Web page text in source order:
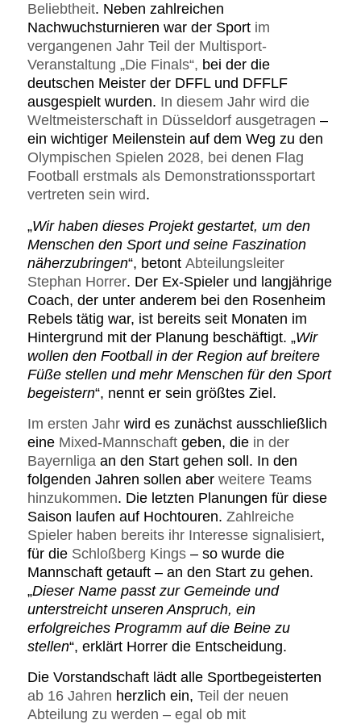
Beliebtheit. Neben zahlreichen
Nachwuchsturnieren war der Sport im
vergangenen Jahr Teil der Multisport-
Veranstaltung „Die Finals“, bei der die
deutschen Meister der DFFL und DFFLF
ausgespielt wurden. In diesem Jahr wird die
Weltmeisterschaft in Düsseldorf ausgetragen –
ein wichtiger Meilenstein auf dem Weg zu den
Olympischen Spielen 2028, bei denen Flag
Football erstmals als Demonstrationssportart
vertreten sein wird.
„Wir haben dieses Projekt gestartet, um den
Menschen den Sport und seine Faszination
näherzubringen“, betont Abteilungsleiter
Stephan Horrer. Der Ex-Spieler und langjährige
Coach, der unter anderem bei den Rosenheim
Rebels tätig war, ist bereits seit Monaten im
Hintergrund mit der Planung beschäftigt. „Wir
wollen den Football in der Region auf breitere
Füße stellen und mehr Menschen für den Sport
begeistern“, nennt er sein größtes Ziel.
Im ersten Jahrwird es zunächst ausschließlich
eine Mixed-Mannschaftgeben, die in der
Bayernliga an den Start gehen soll. In den
folgenden Jahren sollen aber weitere Teams
hinzukommen. Die letzten Planungen für diese
Saison laufen auf Hochtouren. Zahlreiche
Spieler haben bereits ihr Interesse signalisiert,
für die Schloßberg Kings – so wurde die
Mannschaft getauft – an den Start zu gehen.
„Dieser Name passt zur Gemeinde und
unterstreicht unseren Anspruch, ein
erfolgreiches Programm auf die Beine zu
stellen“, erklärt Horrer die Entscheidung.
Die Vorstandschaft lädt alle Sportbegeisterten
ab 16 Jahren herzlich ein, Teil der neuen
Abteilung zu werden – egal ob mit